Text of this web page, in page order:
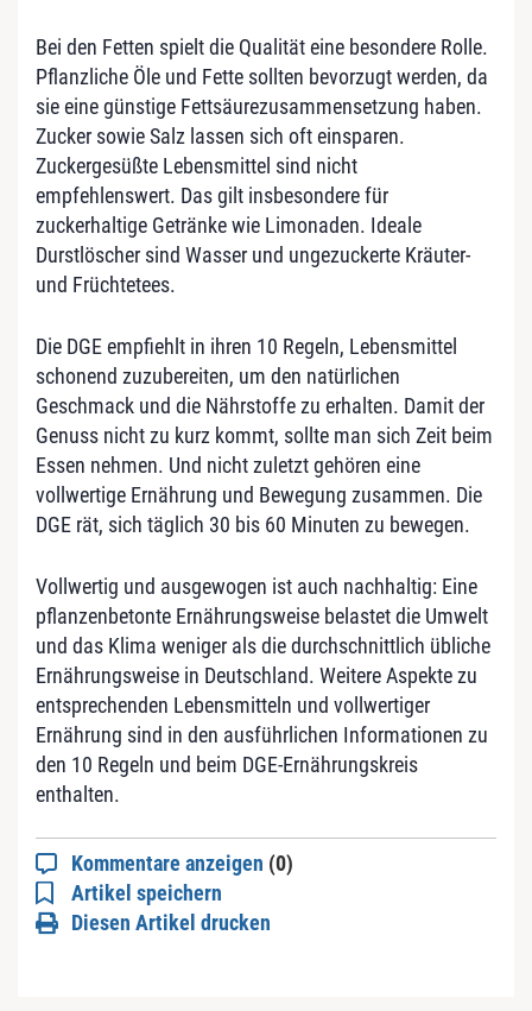
Bei den Fetten spielt die Qualität eine besondere Rolle.
Pflanzliche Öle und Fette sollten bevorzugt werden, da
sie eine günstige Fettsäurezusammensetzung haben.
Zucker sowie Salz lassen sich oft einsparen.
Zuckergesüßte Lebensmittel sind nicht
empfehlenswert. Das gilt insbesondere für
zuckerhaltige Getränke wie Limonaden. Ideale
Durstlöscher sind Wasser und ungezuckerte Kräuter-
und Früchtetees.
Die DGE empfiehlt in ihren 10 Regeln, Lebensmittel
schonend zuzubereiten, um den natürlichen
Geschmack und die Nährstoffe zu erhalten. Damit der
Genuss nicht zu kurz kommt, sollte man sich Zeit beim
Essen nehmen. Und nicht zuletzt gehören eine
vollwertige Ernährung und Bewegung zusammen. Die
DGE rät, sich täglich 30 bis 60 Minuten zu bewegen.
Vollwertig und ausgewogen ist auch nachhaltig: Eine
pflanzenbetonte Ernährungsweise belastet die Umwelt
und das Klima weniger als die durchschnittlich übliche
Ernährungsweise in Deutschland. Weitere Aspekte zu
entsprechenden Lebensmitteln und vollwertiger
Ernährung sind in den ausführlichen Informationen zu
den 10 Regeln und beim DGE-Ernährungskreis
enthalten.
Kommentare anzeigen (0)
Artikel speichern
Diesen Artikel drucken